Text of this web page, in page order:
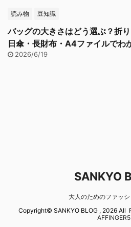
読み物 豆知識
バッグの大きさはどう選ぶ？折
日傘・長財布・A4ファイルでわ
2026/6/19
SANKYO
大人のためのファッシ
Copyright© SANKYO BLOG , 2026 All
AFFINGER5